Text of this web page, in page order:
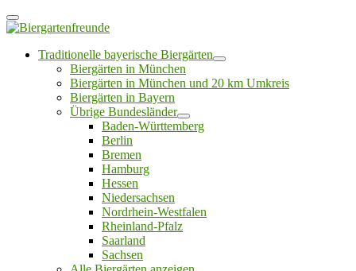
Traditionelle bayerische Biergärten
Biergärten in München
Biergärten in München und 20 km Umkreis
Biergärten in Bayern
Übrige Bundesländer
Baden-Württemberg
Berlin
Bremen
Hamburg
Hessen
Niedersachsen
Nordrhein-Westfalen
Rheinland-Pfalz
Saarland
Sachsen